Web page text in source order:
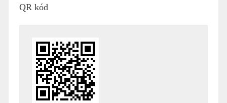
QR kód